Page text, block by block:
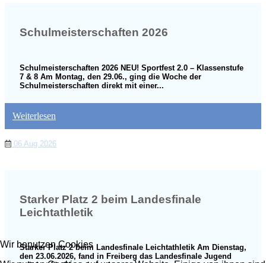
06 Aug 2026
Schulmeisterschaften 2026
Schulmeisterschaften 2026 NEU! Sportfest 2.0 – Klassenstufe
7 & 8 Am Montag, den 29.06., ging die Woche der
Schulmeisterschaften direkt mit einer...
Weiterlesen
Starker Platz 2 beim Landesfinale
Leichtathletik
Starker Platz 2 beim Landesfinale Leichtathletik Am Dienstag,
den 23.06.2026, fand in Freiberg das Landesfinale Jugend
Wir benutzen Cookies